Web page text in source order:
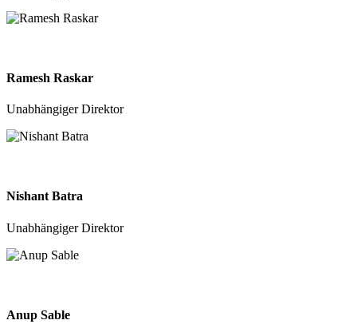
Ramesh Raskar
Unabhängiger Direktor
Nishant Batra
Unabhängiger Direktor
Anup Sable